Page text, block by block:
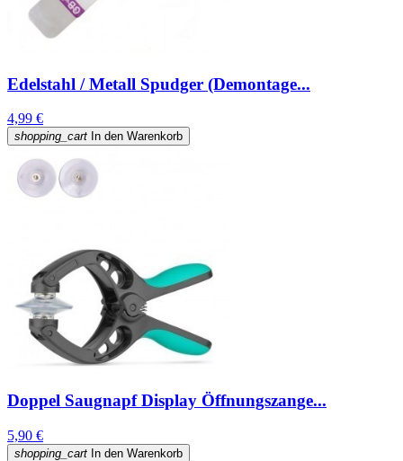
Edelstahl / Metall Spudger (Demontage...
4,99 €
shopping_cart In den Warenkorb
Doppel Saugnapf Display Öffnungszange...
5,90 €
shopping_cart In den Warenkorb